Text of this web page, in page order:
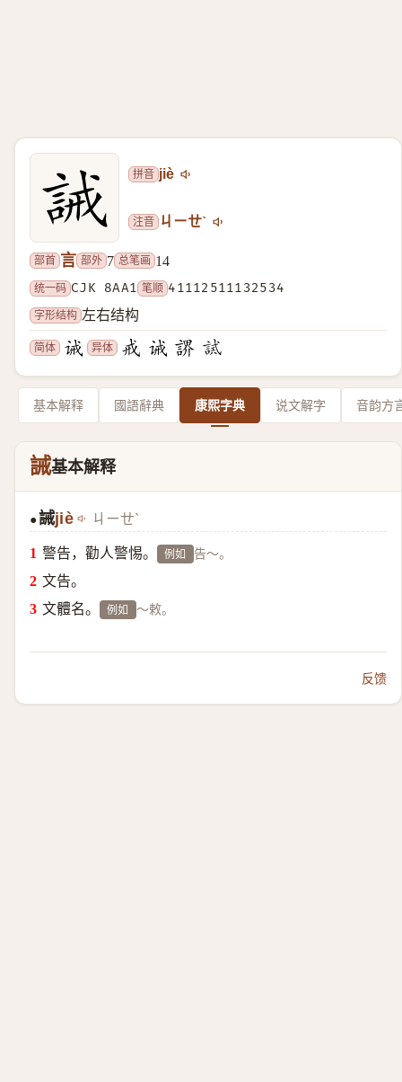
拼音 jiè
注音 ㄐㄧㄝˋ
部首 言 部外 7 总笔画 14
统一码 CJK 8AA1 笔顺 41112511132534
字形结构 左右结构
简体 异体
基本解释 國語辭典 康熙字典 说文解字 音韵方
誡基本解释
●誡jiè ㄐㄧㄝˋ
警告，勸人警惕。 例如 告～。
文告。
文體名。
例如 ～敕。
反馈